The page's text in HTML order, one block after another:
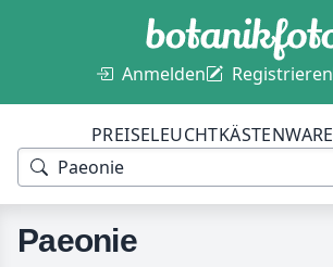
Anmelden Registrieren
PREISELEUCHTKÄSTEN
Paeonie